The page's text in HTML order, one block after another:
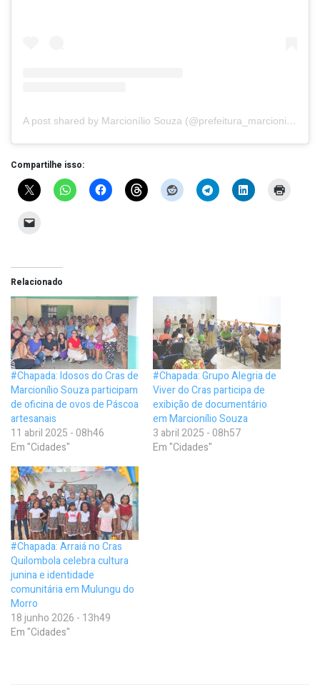
A post shared by Marcionílio Souza (@prefeitura_marcioniliosouza)
Compartilhe isso:
Relacionado
#Chapada: Idosos do Cras de
Marcionílio Souza participam
de oficina de ovos de Páscoa
artesanais
11 abril 2025 - 08h46
Em "Cidades"
#Chapada: Grupo Alegria de
Viver do Cras participa de
exibição de documentário
em Marcionílio Souza
3 abril 2025 - 08h57
Em "Cidades"
#Chapada: Arraiá no Cras
Quilombola celebra cultura
junina e identidade
comunitária em Mulungu do
Morro
18 junho 2026 - 13h49
Em "Cidades"